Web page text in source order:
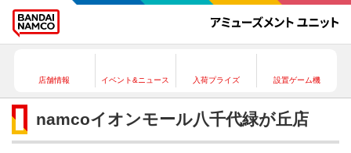
店舗情報 イベント&ニュース 入荷プライズ 設置ゲーム機
namcoイオンモール八千代緑が丘店